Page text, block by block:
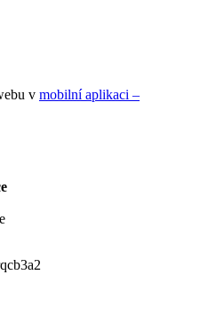
v mobilní aplikaci –